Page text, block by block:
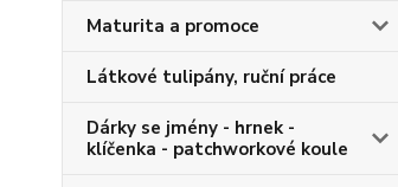
Maturita a promoce
Látkové tulipány, ruční práce
Dárky se jmény - hrnek -
klíčenka - patchworkové koule